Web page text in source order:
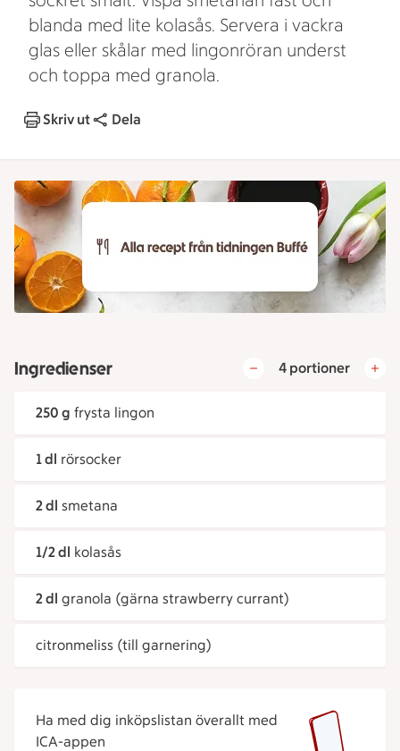
blanda med lite kolasås. Servera i vackra
glas eller skålar med lingonröran underst
och toppa med granola.
Skriv ut Dela
Ingredienser 4 portioner
250 g frysta lingon
1 dl rörsocker
2 dl smetana
1/2 dl kolasås
2 dl granola (gärna strawberry currant)
citronmeliss (till garnering)
Ha med dig inköpslistan överallt med
ICA-appen